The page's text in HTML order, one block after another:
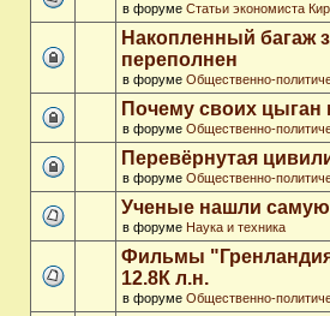
в форуме Статьи экономиста
Накопленный багаж
переполнен
в форуме Общественно-
Почему своих цыган
в форуме Общественно-
Перевёрнутая
в форуме Общественно-
Ученые нашли
в форуме Наука и техника
Фильмы
12.8К л.н.
в форуме Общественно-